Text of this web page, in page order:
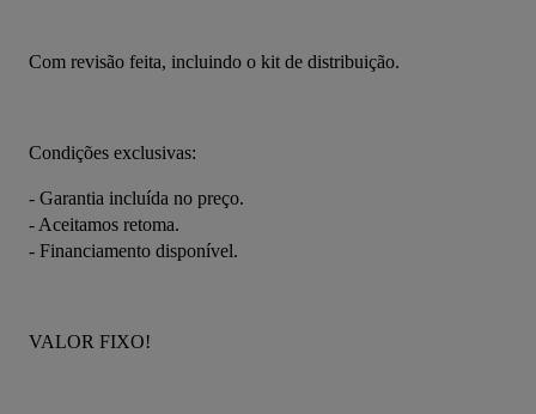
Com revisão feita, incluindo o kit de distribuição.
Condições exclusivas:
- Garantia incluída no preço.
- Aceitamos retoma.
- Financiamento disponível.
VALOR FIXO!